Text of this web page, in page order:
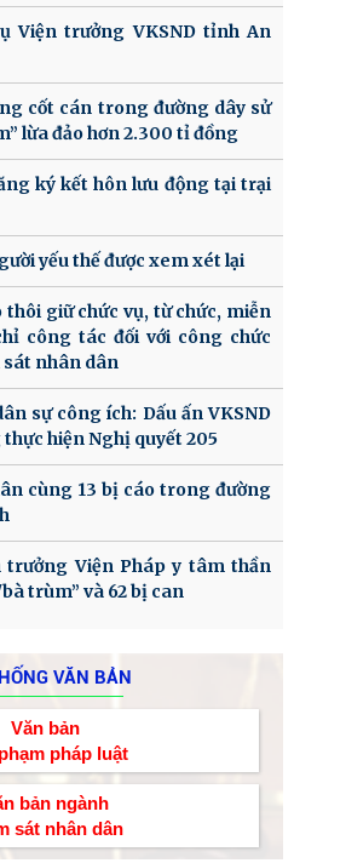
Viện trưởng VKSND tỉnh An
cốt cán trong đường dây sử
lừa đảo hơn 2.300 tỉ đồng
ký kết hôn lưu động tại trại
yếu thế được xem xét lại
thôi giữ chức vụ, từ chức, miễn
công tác đối với công chức
nhân dân
sự công ích: Dấu ấn VKSND
hiện Nghị quyết 205
cùng 13 bị cáo trong đường
trưởng Viện Pháp y tâm thần
trùm” và 62 bị can
VĂN BẢN
Văn bản
pháp luật
bản ngành
sát nhân dân